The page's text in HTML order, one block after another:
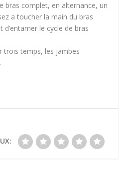
bras complet, en alternance, un
a toucher la main du bras
d’entamer le cycle de bras
trois temps, les jambes